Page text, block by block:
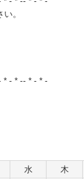
。
* - * -- * - * -
水 木